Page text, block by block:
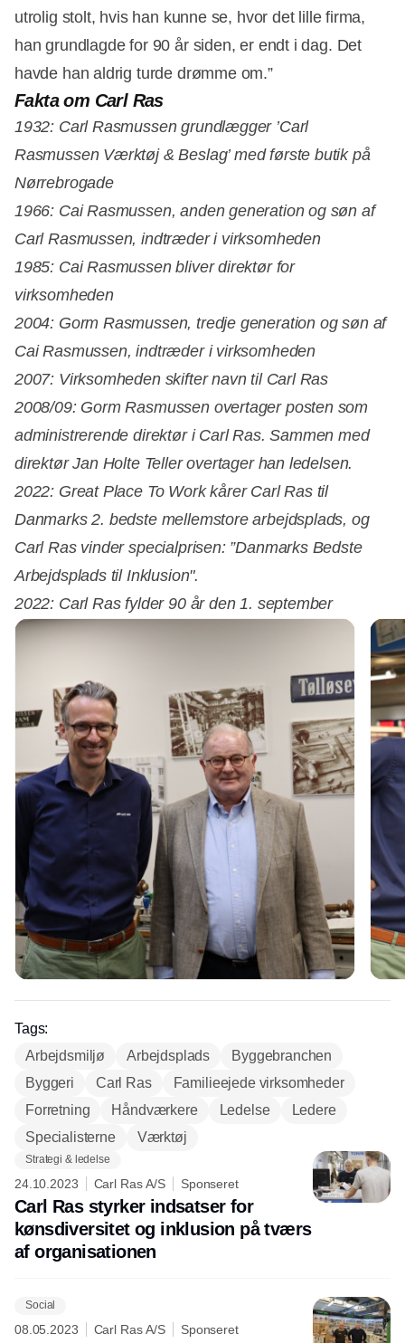
utrolig stolt, hvis han kunne se, hvor det lille firma,
han grundlagde for 90 år siden, er endt i dag. Det
havde han aldrig turde drømme om.”
Fakta om Carl Ras
1932: Carl Rasmussen grundlægger ’Carl
Rasmussen Værktøj & Beslag’ med første butik på
Nørrebrogade
1966: Cai Rasmussen, anden generation og søn af
Carl Rasmussen, indtræder i virksomheden
1985: Cai Rasmussen bliver direktør for
virksomheden
2004: Gorm Rasmussen, tredje generation og søn af
Cai Rasmussen, indtræder i virksomheden
2007: Virksomheden skifter navn til Carl Ras
2008/09: Gorm Rasmussen overtager posten som
administrerende direktør i Carl Ras. Sammen med
direktør Jan Holte Teller overtager han ledelsen.
2022: Great Place To Work kårer Carl Ras til
Danmarks 2. bedste mellemstore arbejdsplads, og
Carl Ras vinder specialprisen: ”Danmarks Bedste
Arbejdsplads til Inklusion".
2022: Carl Ras fylder 90 år den 1. september
Tags:
Arbejdsmiljø
Arbejdsplads
Byggebranchen
Byggeri
Carl Ras
Familieejede virksomheder
Forretning
Håndværkere Ledelse
Ledere
Specialisterne
Værktøj
Strategi & ledelse
24.10.2023 Carl Ras A/S Sponseret
Carl Ras styrker indsatser for
kønsdiversitet og inklusion på tværs
af organisationen
Social
08.05.2023 Carl Ras A/S Sponseret